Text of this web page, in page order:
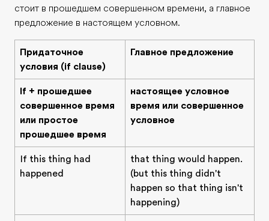
стоит в прошедшем совершенном времени, а главное
предложение в настоящем условном.
Придаточное
условия (if clause)
Главное предложение
If + прошедшее
совершенное время
или простое
прошедшее время
настоящее условное
время или совершенное
условное
If this thing had
happened
that thing would happen.
(but this thing didn't
happen so that thing isn't
happening)